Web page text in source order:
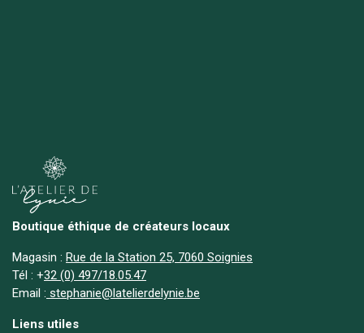
Boutique éthique de créateurs locaux
Magasin : Rue de la Station 25, 7060 Soignies
Tél : +32 (0) 497/18.05.47
Email : stephanie@latelierdelynie.be
Liens utiles